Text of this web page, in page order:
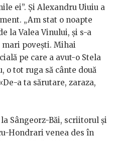
ei”. Și Alexandru Uiuiu a
„Am stat o noapte
la Valea Vinului, și s-a
mari povești. Mihai
pe care a avut-o Stela
o tot ruga să cânte două
a ta sărutare, zaraza,
Sângeorz-Băi, scriitorul și
Hondrari venea des în